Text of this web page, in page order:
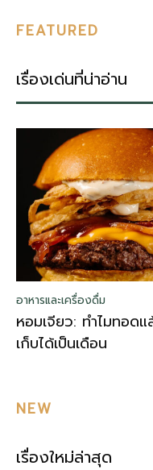
FEATURED
เรื่องเด่นที่น่าอ่าน
อาหารและเครื่องดื่ม
หอมเจียว: ทำไมทอด
เก็บได้เป็นเดือน
NEW
เรื่องใหม่ล่าสุด